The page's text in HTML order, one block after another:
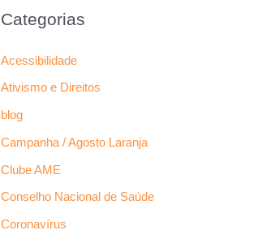
Categorias
Acessibilidade
Ativismo e Direitos
blog
Campanha / Agosto Laranja
Clube AME
Conselho Nacional de Saúde
Coronavírus